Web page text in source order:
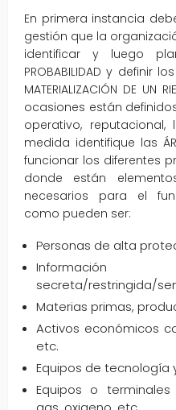
En primera instancia
gestión que la
identificar y luego
PROBABILIDAD y definir
MATERIALIZACIÓN DE
ocasiones están
operativo,
medida identifique las
funcionar los diferentes
donde están
necesarios para el
como pueden ser:
Personas de alta
Información
secreta/restringida/
Materias primas,
Activos económicos
etc.
Equipos de tecnología
Equipos o